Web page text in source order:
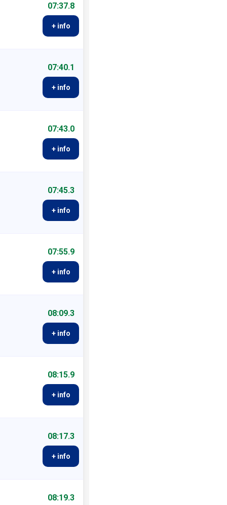
07:37.8
+ info
07:40.1
+ info
07:43.0
+ info
07:45.3
+ info
07:55.9
+ info
08:09.3
+ info
08:15.9
+ info
08:17.3
+ info
08:19.3